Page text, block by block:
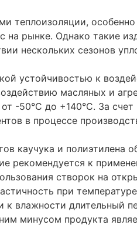
теплоизоляции,
рынке. Однако такие
нескольких сезонов
устойчивостью к
масляных и
-50°C до +140°C. За
в процессе
каучука и полиэтилена
рекомендуется к
створок на
при
к влажности длительный
минусом продукта